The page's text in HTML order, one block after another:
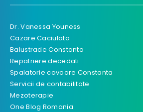
Dr. Vanessa Youness
Cazare Caciulata
Balustrade Constanta
Repatriere decedati
Spalatorie covoare Constanta
Servicii de contabilitate
Mezoterapie
One Blog Romania